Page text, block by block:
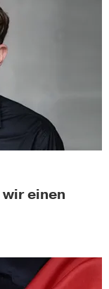
einen